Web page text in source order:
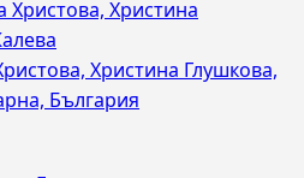
Христина Глушкова,
България